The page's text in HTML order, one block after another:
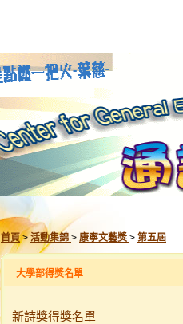
首頁>活動集錦 > 康寧文藝獎 > 第五屆
大學部得獎名單
新詩獎得獎名單